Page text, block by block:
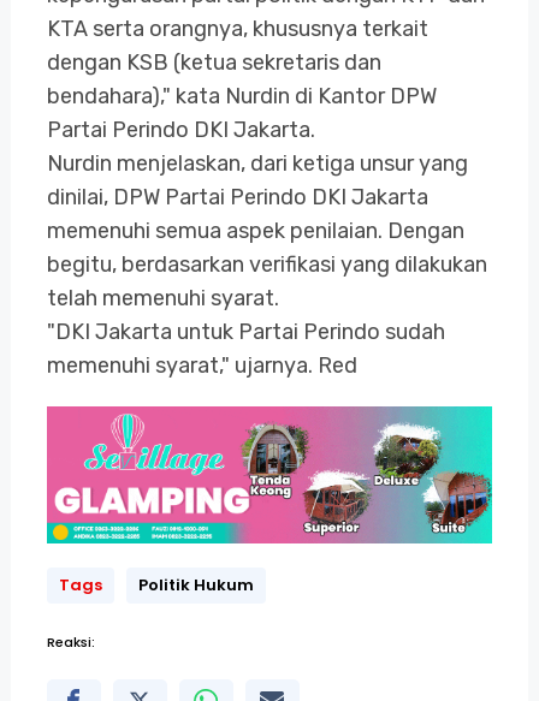
KTA serta orangnya, khususnya terkait
dengan KSB (ketua sekretaris dan
bendahara)," kata Nurdin di Kantor DPW
Partai Perindo DKI Jakarta.
Nurdin menjelaskan, dari ketiga unsur yang
dinilai, DPW Partai Perindo DKI Jakarta
memenuhi semua aspek penilaian. Dengan
begitu, berdasarkan verifikasi yang dilakukan
telah memenuhi syarat.
"DKI Jakarta untuk Partai Perindo sudah
memenuhi syarat," ujarnya. Red
Tags Politik Hukum
Reaksi: